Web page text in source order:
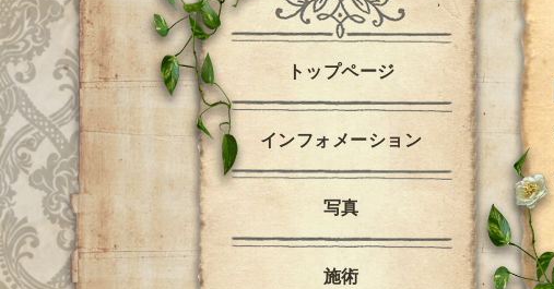
トップページ
インフォメーション
写真
施術